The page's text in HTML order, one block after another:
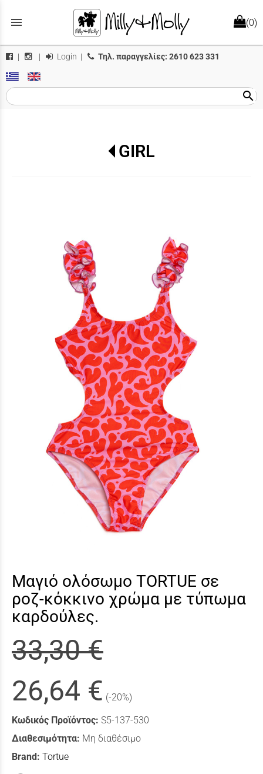
menu (0)
| | Login | Τηλ. παραγγελίες: 2610 623 331
search
GIRL
Μαγιό ολόσωμο TORTUE σε
ροζ-κόκκινο χρώμα με τύπωμα
καρδούλες.
33,30 €
26,64 € (-20%)
Κωδικός Προϊόντος: S5-137-530
Διαθεσιμότητα: Μη διαθέσιμο
Brand: Tortue